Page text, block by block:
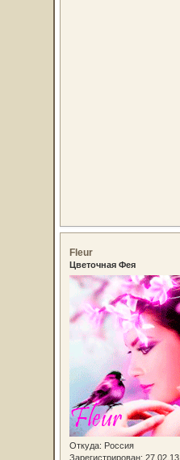
Fleur
Цветочная Фея
Откуда: Россия
Зарегистрирован: 27.02.13